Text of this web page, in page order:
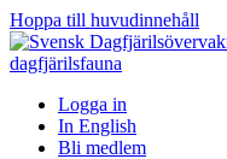
Hoppa till huvudinnehåll
Logga in
In English
Bli medlem